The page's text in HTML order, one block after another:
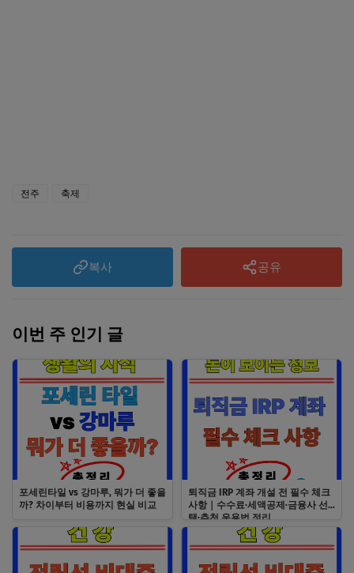
전주 축제
복사 공유
이번 주 인기 글
포세린타일 vs 강마루, 뭐가 더 좋을
까? 차이부터 비용까지 현실 비교
퇴직금 IRP 계좌 개설 전 필수 체크
사항｜수수료·세액공제·금융사 선
택·추천 운용법 정리